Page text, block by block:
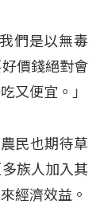
們是以無毒
價錢絕對會
又便宜。」
民也期待草
族人加入其
經濟效益。